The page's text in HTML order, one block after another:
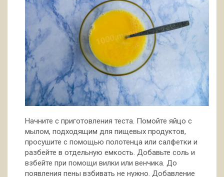
Начните с приготовления теста. Помойте яйцо с
мылом, подходящим для пищевых продуктов,
просушите с помощью полотенца или салфетки и
разбейте в отдельную емкость. Добавьте соль и
взбейте при помощи вилки или венчика. До
появления пены взбивать не нужно. Добавление